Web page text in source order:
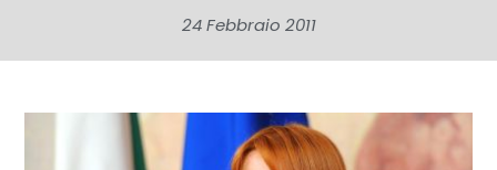
24 Febbraio 2011